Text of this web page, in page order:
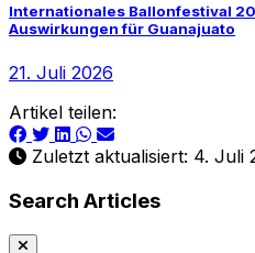
Internationales Ballonfestival
Auswirkungen für Guanajuato
21. Juli 2026
Artikel teilen:
Zuletzt aktualisiert: 4. Juli
Search Articles